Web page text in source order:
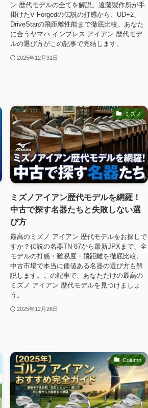
ン 歴代モデルの全てを解説。遠藤製作所が手
掛けたV Forgedの伝説の打感から、UD+2、
DriveStarの飛距離性能まで徹底比較。あなた
に合うヤマハ インプレス アイアン 歴代モデ
ルの選び方がこの記事で完結します。
2025年12月31日
ミズノ
ミズノアイアン歴代モデルを網羅！
中古で探す名器たちと失敗しない選
び方
最高のミズノ アイアン 歴代モデルをお探しで
すか？伝説の名器TN-87から最新JPXまで、全
モデルの打感・難易度・飛距離を徹底比較。
中古市場で本当に価値ある名器の選び方も解
説します。この記事で、あなただけの最高の
ミズノ アイアン 歴代モデルを見つけましょ
う。
2025年12月26日
Column